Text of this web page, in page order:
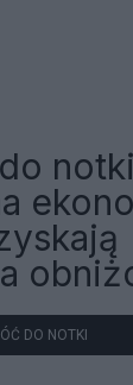
DO NOTKI